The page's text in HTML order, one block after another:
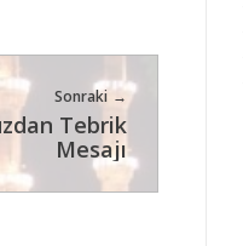
Sonraki
Tebrik
Mesajı